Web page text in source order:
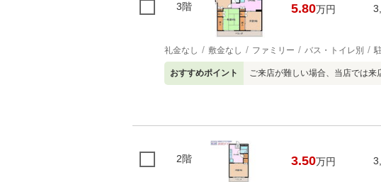
3階 5.80万円
礼金なし 敷金なし ファミリー バス・トイレ別
おすすめポイント ご来店が難しい場合、当店では来
2階 3.50万円